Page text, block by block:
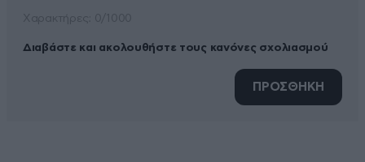
Διαβάστε και ακολουθήστε τους κανόνες σχολιασμού
ΠΡΟΣΘΗΚΗ